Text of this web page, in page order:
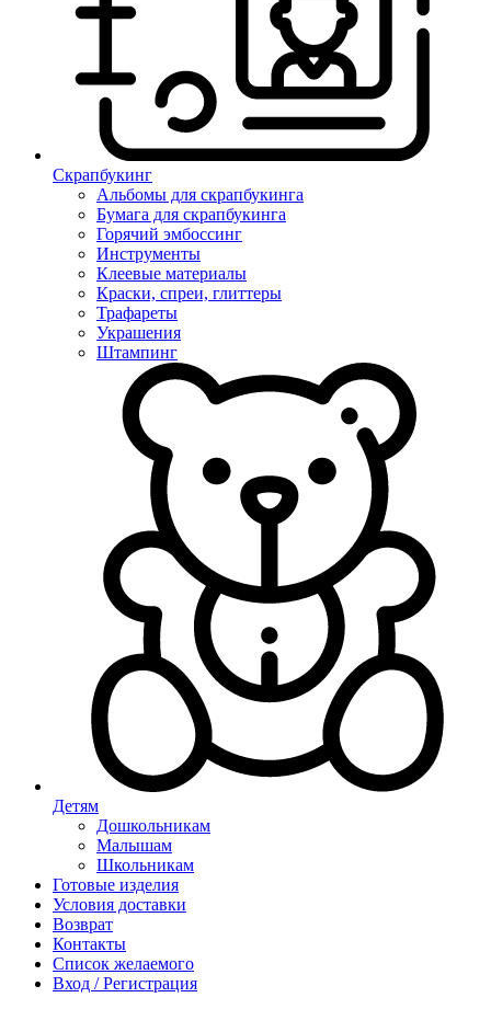
Скрапбукинг
Альбомы для скрапбукинга
Бумага для скрапбукинга
Горячий эмбоссинг
Инструменты
Клеевые материалы
Краски, спреи, глиттеры
Трафареты
Украшения
Штампинг
Детям
Дошкольникам
Малышам
Школьникам
Готовые изделия
Условия доставки
Возврат
Контакты
Список желаемого
Вход / Регистрация